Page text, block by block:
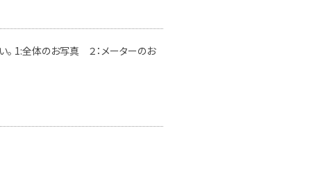
1:全体のお写真 ２：メーターのお